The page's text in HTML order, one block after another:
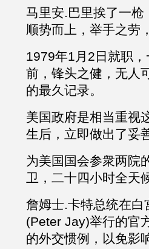
马里安.巴里挨了一
顺势而上，举手之劳
1979年1月2日就职
前，锋头之健，无人
的最久记录。
美国政府是相当重视
生后，立即做出了妥
为美国国会参衆两院
卫，二十四小时全天
詹姆士.卡特总统在
(Peter Jay)举行的官
的外交惯例，以免影